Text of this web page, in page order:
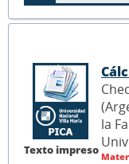
Texto impreso
la